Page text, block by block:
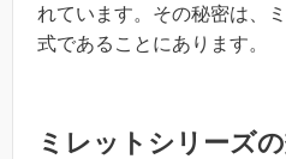
れています。その秘密は、
式であることにあります。
ミレットシリーズ